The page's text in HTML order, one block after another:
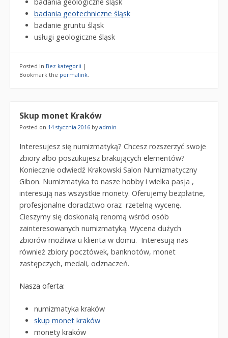
badania geologiczne śląsk
badania geotechniczne śląsk
badanie gruntu śląsk
usługi geologiczne śląsk
Posted in Bez kategorii |
Bookmark the permalink.
Skup monet Kraków
Posted on 14 stycznia 2016 byadmin
Interesujesz się numizmatyką? Chcesz rozszerzyć swoje
zbiory albo poszukujesz brakujących elementów?
Koniecznie odwiedź Krakowski Salon Numizmatyczny
Gibon. Numizmatyka to nasze hobby i wielka pasja ,
interesują nas wszystkie monety. Oferujemy bezpłatne,
profesjonalne doradztwo oraz rzetelną wycenę.
Cieszymy się doskonałą renomą wśród osób
zainteresowanych numizmatyką. Wycena dużych
zbiorów możliwa u klienta w domu. Interesują nas
również zbiory pocztówek, banknotów, monet
zastępczych, medali, odznaczeń.
Nasza oferta:
numizmatyka kraków
skup monet kraków
monety kraków